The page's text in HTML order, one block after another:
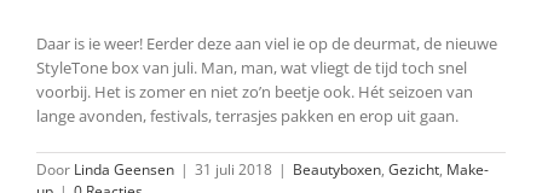
Daar is ie weer! Eerder deze aan viel ie op de deurmat, de nieuwe
StyleTone box van juli. Man, man, wat vliegt de tijd toch snel
voorbij. Het is zomer en niet zo’n beetje ook. Hét seizoen van
lange avonden, festivals, terrasjes pakken en erop uit gaan.
Door Linda Geensen | 31 juli 2018 | Beautyboxen, Gezicht, Make-